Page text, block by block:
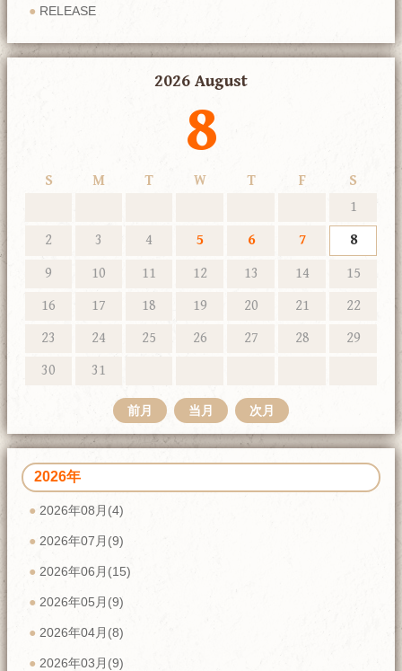
RELEASE
2026 August
8
S M T W T F
S
1
2
3 4 5 6 7
8
9
10 11 12 13 14
15
16
17 18 19 20 21
22
23
24 25 26 27 28
29
30
31
前月 当月 次月
2026年
2026年08月(4)
2026年07月(9)
2026年06月(15)
2026年05月(9)
2026年04月(8)
2026年03月(9)